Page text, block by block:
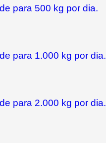
para 500 kg por dia.
para 1.000 kg por dia.
para 2.000 kg por dia.